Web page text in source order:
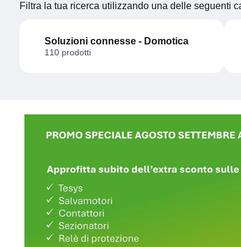
Filtra la tua ricerca utilizzando una delle seguenti
Soluzioni connesse - Domotica
110 prodotti